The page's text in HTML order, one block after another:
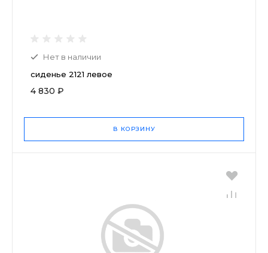
Нет в наличии
сиденье 2121 левое
4 830 ₽
В КОРЗИНУ